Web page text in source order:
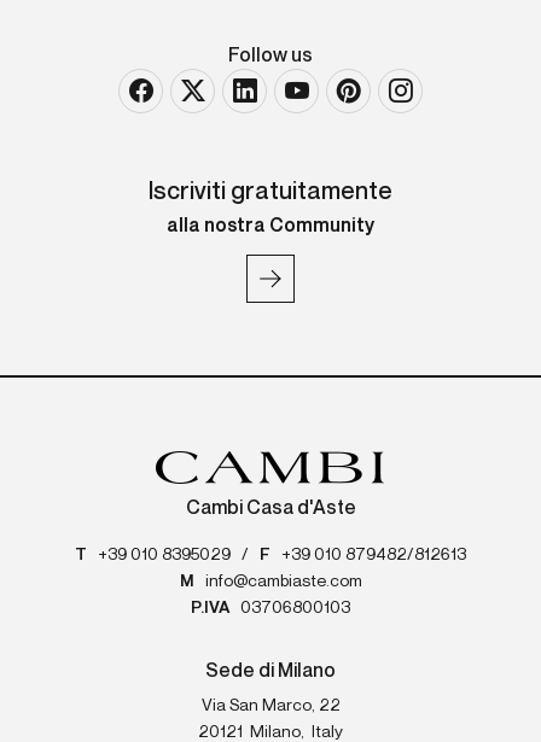
Follow us
Iscriviti gratuitamente
alla nostra Community
Cambi Casa d'Aste
T +39 010 8395029 / F
+39 010 879482/812613
M
info@cambiaste.com
P.IVA
03706800103
Sede di Milano
Via San Marco, 22
20121
Milano
Italy